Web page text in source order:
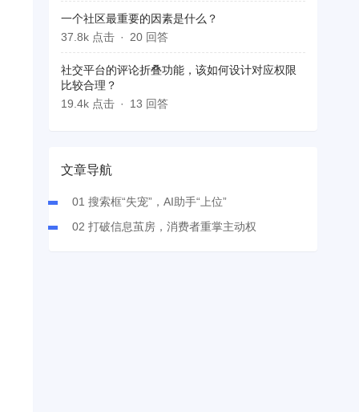
一个社区最重要的因素是什么？
37.8k 点击
20 回答
社交平台的评论折叠功能，该如何设计对应权限
比较合理？
19.4k 点击
13 回答
文章导航
01 搜索框“失宠”，AI助手“上位”
02 打破信息茧房，消费者重掌主动权